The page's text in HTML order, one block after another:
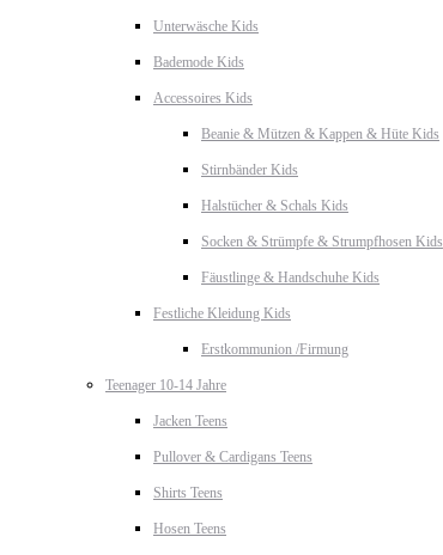
Unterwäsche Kids
Bademode Kids
Accessoires Kids
Beanie & Mützen & Kappen & Hüte Kids
Stirnbänder Kids
Halstücher & Schals Kids
Socken & Strümpfe & Strumpfhosen Kids
Fäustlinge & Handschuhe Kids
Festliche Kleidung Kids
Erstkommunion /Firmung
Teenager 10-14 Jahre
Jacken Teens
Pullover & Cardigans Teens
Shirts Teens
Hosen Teens